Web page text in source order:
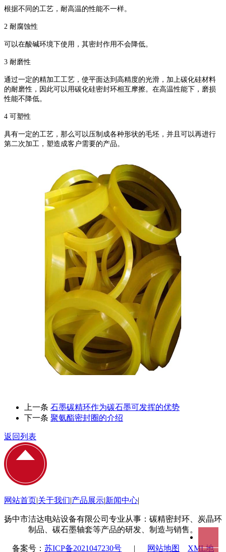
根据不同的工艺，耐高温的性能不一样。
2 耐腐蚀性
可以在酸碱环境下使用，其密封作用不会降低。
3 耐磨性
通过一定的精加工工艺，使平面达到高精度的光滑，加上碳化硅材料
的耐磨性，因此可以用碳化硅密封环相互摩擦。在高温性能下，磨损
性能不降低。
4 可塑性
具有一定的工艺，那么可以压制成各种形状的毛坯，并且可以再进行
第二次加工，塑造成客户需要的产品。
上一条 石墨碳精环作为碳石墨可发挥的优势
下一条 聚氨酯密封圈的介绍
返回列表
网站首页|关于我们|产品展示|新闻中心|
扬中市洁达电站设备有限公司专业从事：碳精密封环、炭晶环
制品、碳石墨轴套等产品的研发、制造与销售。
备案号： 苏ICP备2021047230号 | 网站地图 XML地